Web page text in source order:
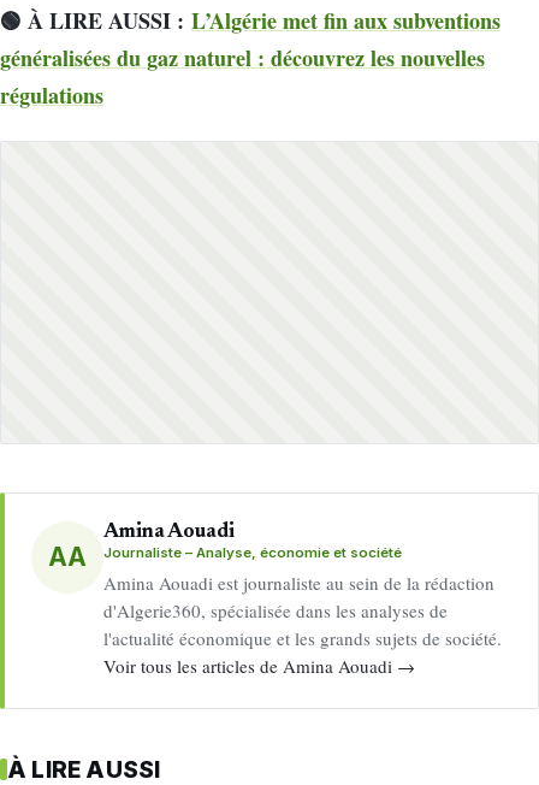
🟢 À LIRE AUSSI : L’Algérie met fin aux subventions
généralisées du gaz naturel : découvrez les nouvelles
régulations
AA
Amina Aouadi
Journaliste – Analyse, économie et société
Amina Aouadi est journaliste au sein de la rédaction
d'Algerie360, spécialisée dans les analyses de
l'actualité économique et les grands sujets de société.
Voir tous les articles de Amina Aouadi →
À LIRE AUSSI